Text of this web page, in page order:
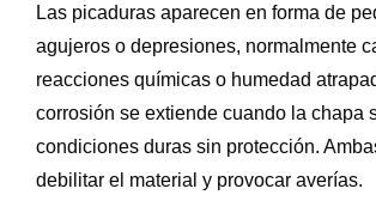
Las picaduras aparecen en forma de
agujeros o depresiones, normalmente
reacciones químicas o humedad
corrosión se extiende cuando la chapa
condiciones duras sin protección.
debilitar el material y provocar averías.